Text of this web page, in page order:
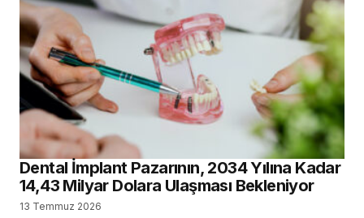
Dental İmplant Pazarının, 2034 Yılına Kadar
14,43 Milyar Dolara Ulaşması Bekleniyor
13 Temmuz 2026